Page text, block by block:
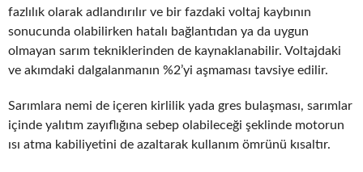
fazlılık olarak adlandırılır ve bir fazdaki voltaj kaybının
sonucunda olabilirken hatalı bağlantıdan ya da uygun
olmayan sarım tekniklerinden de kaynaklanabilir. Voltajdaki
ve akımdaki dalgalanmanın %2’yi aşmaması tavsiye edilir.
Sarımlara nemi de içeren kirlilik yada gres bulaşması, sarımlar
içinde yalıtım zayıflığına sebep olabileceği şeklinde motorun
ısı atma kabiliyetini de azaltarak kullanım ömrünü kısaltır.